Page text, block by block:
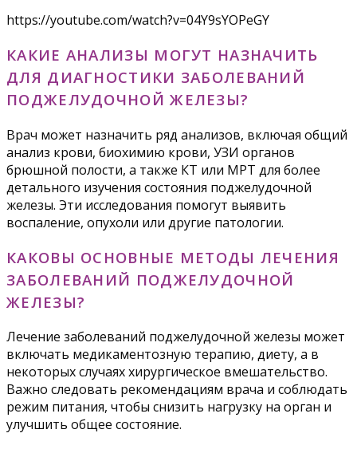
https://youtube.com/watch?v=04Y9sYOPeGY
КАКИЕ АНАЛИЗЫ МОГУТ НАЗНАЧИТЬ
ДЛЯ ДИАГНОСТИКИ ЗАБОЛЕВАНИЙ
ПОДЖЕЛУДОЧНОЙ ЖЕЛЕЗЫ?
Врач может назначить ряд анализов, включая общий
анализ крови, биохимию крови, УЗИ органов
брюшной полости, а также КТ или МРТ для более
детального изучения состояния поджелудочной
железы. Эти исследования помогут выявить
воспаление, опухоли или другие патологии.
КАКОВЫ ОСНОВНЫЕ МЕТОДЫ ЛЕЧЕНИЯ
ЗАБОЛЕВАНИЙ ПОДЖЕЛУДОЧНОЙ
ЖЕЛЕЗЫ?
Лечение заболеваний поджелудочной железы может
включать медикаментозную терапию, диету, а в
некоторых случаях хирургическое вмешательство.
Важно следовать рекомендациям врача и соблюдать
режим питания, чтобы снизить нагрузку на орган и
улучшить общее состояние.